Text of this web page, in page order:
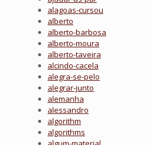
alagoas-cursou
alberto
alberto-barbosa
alberto-moura
alberto-taveira
alcindo-cacela
alegra-se-pelo
alegrar-junto
alemanha
alessandro
algorithm
algorithms